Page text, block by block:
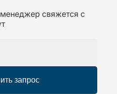
свяжется с
запрос